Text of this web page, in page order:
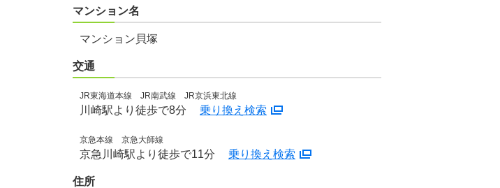
マンション名
マンション貝塚
交通
JR東海道本線 JR南武線 JR京浜東北線
川崎駅より徒歩で8分 乗り換え検索
京急本線 京急大師線
京急川崎駅より徒歩で11分 乗り換え検索
住所